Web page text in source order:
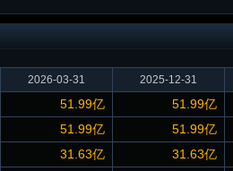
2026-03-31
2025-12-31
51.99亿 51.99亿
51.99亿 51.99亿
31.63亿 31.63亿